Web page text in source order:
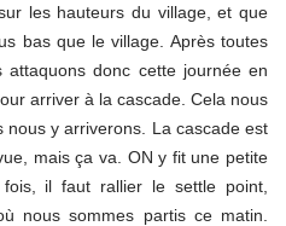
les hauteurs du village, et que
bas que le village. Après toutes
donc cette journée en
arriver à la cascade. Cela nous
y arriverons. La cascade est
mais ça va. ON y fit une petite
il faut rallier le settle point,
nous sommes partis ce matin.